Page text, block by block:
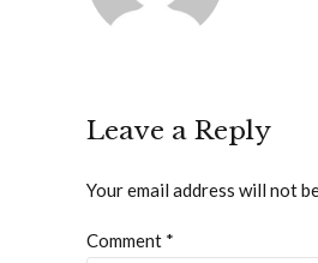
Leave a Reply
Your email address will not
Comment *